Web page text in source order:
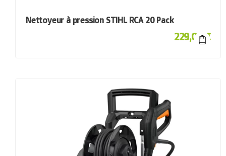
Nettoyeur à pression STIHL RCA 20 Pack
229,00€